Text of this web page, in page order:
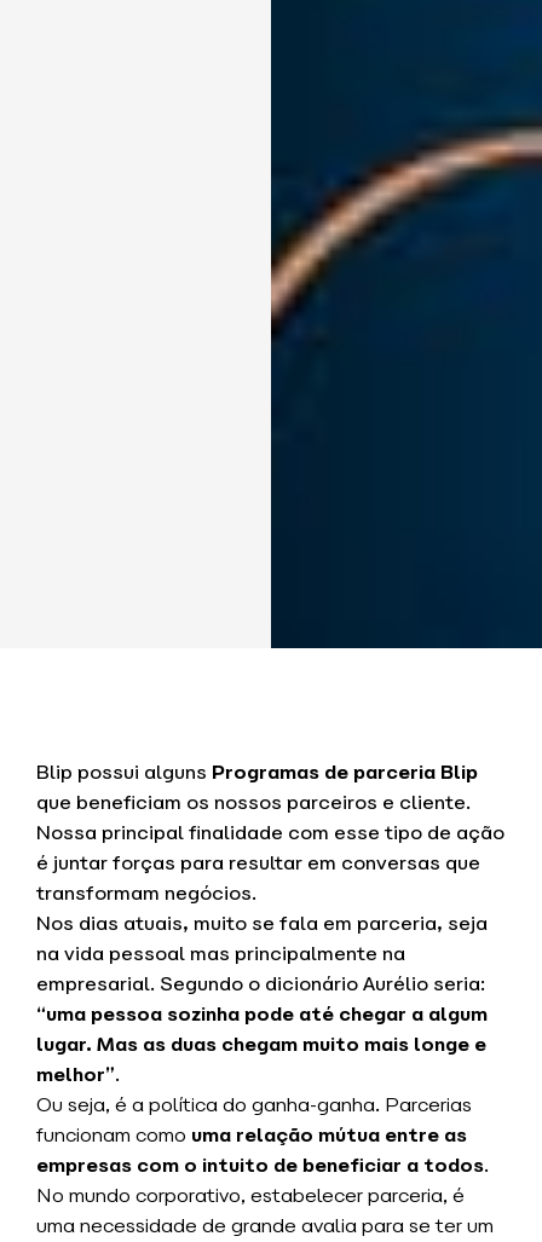
Blip possui alguns Programas de parceria Blip
que beneficiam os nossos parceiros e cliente.
Nossa principal finalidade com esse tipo de ação
é juntar forças para resultar em conversas que
transformam negócios.
Nos dias atuais, muito se fala em parceria, seja
na vida pessoal mas principalmente na
empresarial. Segundo o dicionário Aurélio seria:
“uma pessoa sozinha pode até chegar a algum
lugar. Mas as duas chegam muito mais longe e
melhor”.
Ou seja, é a política do ganha-ganha. Parcerias
funcionam como uma relação mútua entre as
empresas com o intuito de beneficiar a todos.
No mundo corporativo, estabelecer parceria, é
uma necessidade de grande avalia para se ter um